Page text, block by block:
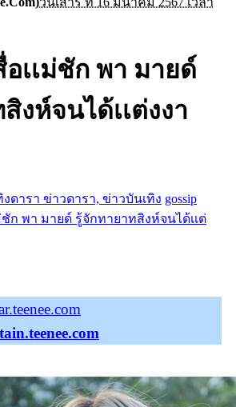
อเเม่ชัก พา มายด์
งห์จนได้เเต่งงา
งดารา ข่าวดารา, ข่าวบันเทิง gossip
ชัก พา มายด์ รู้จักทายาทสิงห์จนได้เเต่